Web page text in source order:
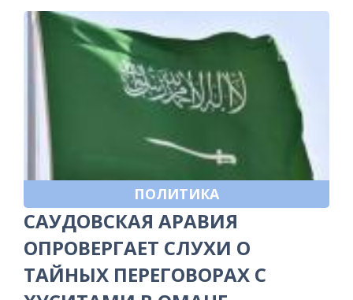
ПОЛИТИКА
САУДОВСКАЯ АРАВИЯ
ОПРОВЕРГАЕТ СЛУХИ О
ТАЙНЫХ ПЕРЕГОВОРАХ С